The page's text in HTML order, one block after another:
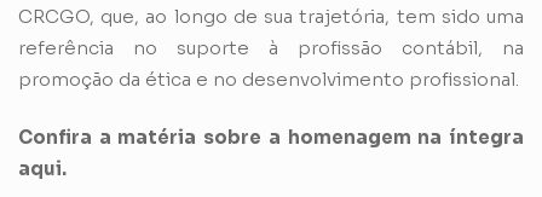
CRCGO, que, ao longo de sua trajetória, tem sido uma
referência no suporte à profissão contábil, na
promoção da ética e no desenvolvimento profissional.
Confira a matéria sobre a homenagem na íntegra
aqui.